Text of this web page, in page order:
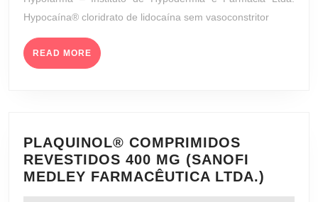
20
MG
FARMÁCIA
LTDA.)
Hypocaína® cloridrato de lidocaína sem vasoconstritor
READ MORE READ
MORE
PLAQUINOL® COMPRIMIDOS
REVESTIDOS 400 MG (SANOFI
MEDLEY FARMACÊUTICA LTDA.)